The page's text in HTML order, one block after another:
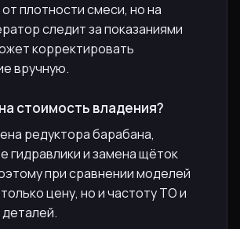
плотности смеси, но на
следит за показаниями
корректировать
вручную.
стоимость владения?
редуктора барабана,
гидравлики и замена щёток
при сравнении моделей
цену, но и частоту ТО и